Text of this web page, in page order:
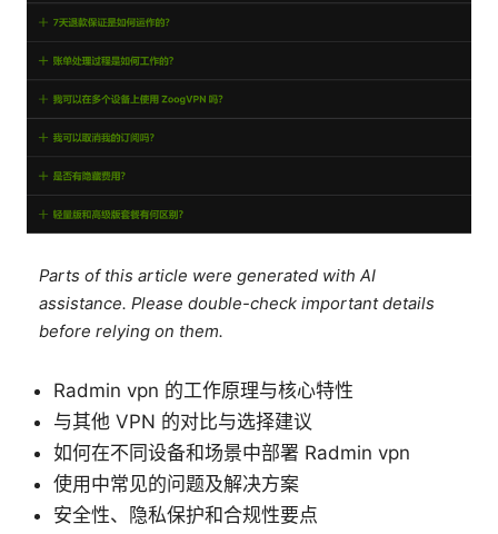
Parts of this article were generated with AI
assistance. Please double-check important details
before relying on them.
Radmin vpn 的工作原理与核心特性
与其他 VPN 的对比与选择建议
如何在不同设备和场景中部署 Radmin vpn
使用中常见的问题及解决方案
安全性、隐私保护和合规性要点